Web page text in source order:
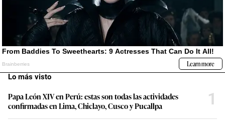
Lo más visto
Papa León XIV en Perú: estas son todas las actividades
confirmadas en Lima, Chiclayo, Cusco y Pucallpa
1